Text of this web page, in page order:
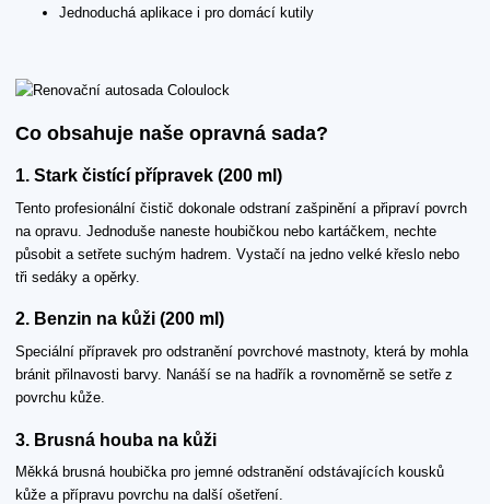
Jednoduchá aplikace i pro domácí kutily
Co obsahuje naše opravná sada?
1. Stark čistící přípravek (200 ml)
Tento profesionální čistič dokonale odstraní zašpinění a připraví povrch
na opravu. Jednoduše naneste houbičkou nebo kartáčkem, nechte
působit a setřete suchým hadrem. Vystačí na jedno velké křeslo nebo
tři sedáky a opěrky.
2. Benzin na kůži (200 ml)
Speciální přípravek pro odstranění povrchové mastnoty, která by mohla
bránit přilnavosti barvy. Nanáší se na hadřík a rovnoměrně se setře z
povrchu kůže.
3. Brusná houba na kůži
Měkká brusná houbička pro jemné odstranění odstávajících kousků
kůže a přípravu povrchu na další ošetření.